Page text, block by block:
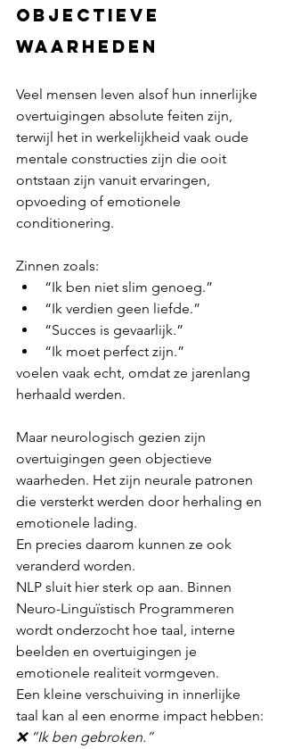
objectieve
waarheden
Veel mensen leven alsof hun innerlijke
overtuigingen absolute feiten zijn,
terwijl het in werkelijkheid vaak oude
mentale constructies zijn die ooit
ontstaan zijn vanuit ervaringen,
opvoeding of emotionele
conditionering.
Zinnen zoals:
“Ik ben niet slim genoeg.”
“Ik verdien geen liefde.”
“Succes is gevaarlijk.”
“Ik moet perfect zijn.”
voelen vaak echt, omdat ze jarenlang
herhaald werden.
Maar neurologisch gezien zijn
overtuigingen geen objectieve
waarheden. Het zijn neurale patronen
die versterkt werden door herhaling en
emotionele lading.
En precies daarom kunnen ze ook
veranderd worden.
NLP sluit hier sterk op aan. Binnen
Neuro-Linguïstisch Programmeren
wordt onderzocht hoe taal, interne
beelden en overtuigingen je
emotionele realiteit vormgeven.
Een kleine verschuiving in innerlijke
taal kan al een enorme impact hebben:
❌ “Ik ben gebroken.”